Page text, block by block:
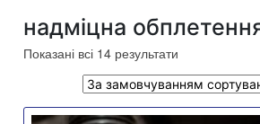
надміцна
Показані всі 14 результати